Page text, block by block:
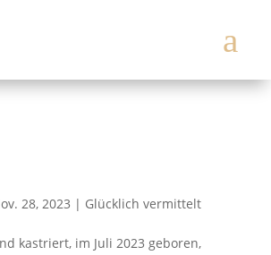
a
28, 2023 | Glücklich vermittelt
kastriert, im Juli 2023 geboren,